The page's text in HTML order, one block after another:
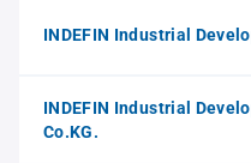
INDEFIN Industrial
INDEFIN Industrial
Co.KG.